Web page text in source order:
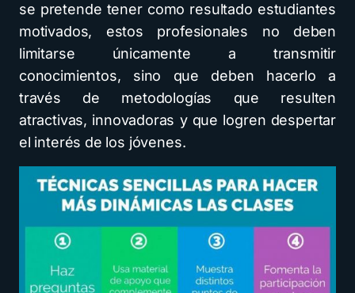
se pretende tener como resultado estudiantes
motivados, estos profesionales no deben
limitarse únicamente a transmitir
conocimientos, sino que deben hacerlo a
través de metodologías que resulten
atractivas, innovadoras y que logren despertar
el interés de los jóvenes.